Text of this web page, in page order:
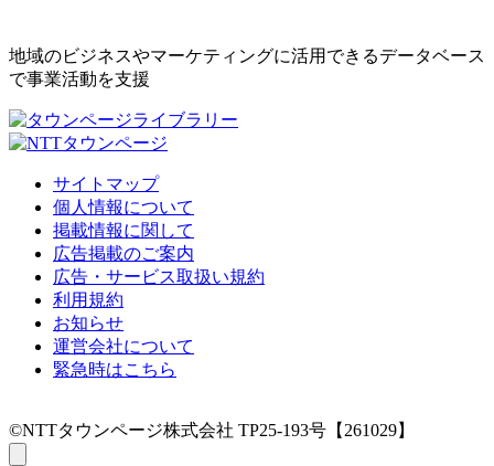
地域のビジネスやマーケティングに活用できるデータベース
で事業活動を支援
サイトマップ
個人情報について
掲載情報に関して
広告掲載のご案内
広告・サービス取扱い規約
利用規約
お知らせ
運営会社について
緊急時はこちら
©NTTタウンページ株式会社 TP25-193号【261029】